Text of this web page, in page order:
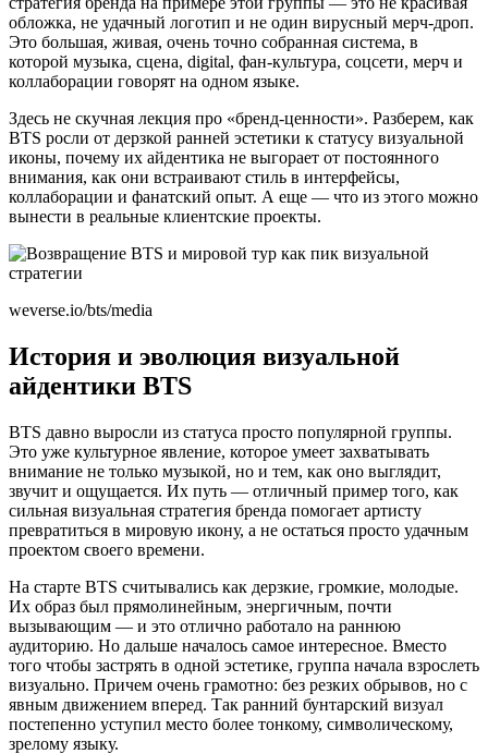
обложка, не удачный логотип и не один вирусный мерч-дроп.
Это большая, живая, очень точно собранная система, в
которой музыка, сцена, digital, фан-культура, соцсети, мерч и
коллаборации говорят на одном языке.
Здесь не скучная лекция про «бренд-ценности». Разберем, как
BTS росли от дерзкой ранней эстетики к статусу визуальной
иконы, почему их айдентика не выгорает от постоянного
внимания, как они встраивают стиль в интерфейсы,
коллаборации и фанатский опыт. А еще — что из этого можно
вынести в реальные клиентские проекты.
weverse.io/bts/media
История и эволюция визуальной
айдентики BTS
BTS давно выросли из статуса просто популярной группы.
Это уже культурное явление, которое умеет захватывать
внимание не только музыкой, но и тем, как оно выглядит,
звучит и ощущается. Их путь — отличный пример того, как
сильная визуальная стратегия бренда помогает артисту
превратиться в мировую икону, а не остаться просто удачным
проектом своего времени.
На старте BTS считывались как дерзкие, громкие, молодые.
Их образ был прямолинейным, энергичным, почти
вызывающим — и это отлично работало на раннюю
аудиторию. Но дальше началось самое интересное. Вместо
того чтобы застрять в одной эстетике, группа начала взрослеть
визуально. Причем очень грамотно: без резких обрывов, но с
явным движением вперед. Так ранний бунтарский визуал
постепенно уступил место более тонкому, символическому,
зрелому языку.